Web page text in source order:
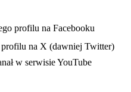
karcie
profilu na Facebooku
profilu na X (dawniej Twitter)
karcie
w serwisie YouTube